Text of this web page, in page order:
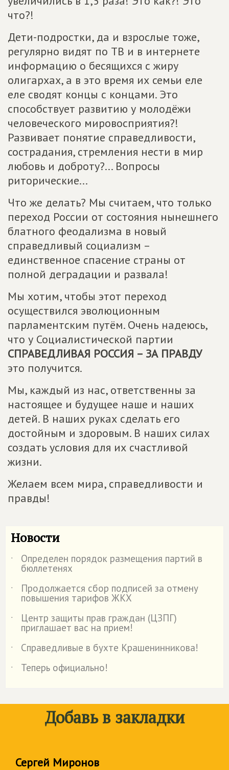
что?!
Дети-подростки, да и взрослые тоже,
регулярно видят по ТВ и в интернете
информацию о бесящихся с жиру
олигархах, а в это время их семьи еле
еле сводят концы с концами. Это
способствует развитию у молодёжи
человеческого мировосприятия?!
Развивает понятие справедливости,
сострадания, стремления нести в мир
любовь и доброту?... Вопросы
риторические...
Что же делать? Мы считаем, что только
переход России от состояния нынешнего
блатного феодализма в новый
справедливый социализм –
единственное спасение страны от
полной деградации и развала!
Мы хотим, чтобы этот переход
осуществился эволюционным
парламентским путём. Очень надеюсь,
что у Социалистической партии
СПРАВЕДЛИВАЯ РОССИЯ – ЗА ПРАВДУ
это получится.
Мы, каждый из нас, ответственны за
настоящее и будущее наше и наших
детей. В наших руках сделать его
достойным и здоровым. В наших силах
создать условия для их счастливой
жизни.
Желаем всем мира, справедливости и
правды!
Новости
˙ Определен порядок размещения партий в
бюллетенях
˙
Продолжается сбор подписей за отмену
повышения тарифов ЖКХ
˙
Центр защиты прав граждан (ЦЗПГ)
приглашает вас на прием!
˙
Справедливые в бухте Крашенинникова!
˙
Теперь официально!
Добавь в закладки
Сергей Миронов